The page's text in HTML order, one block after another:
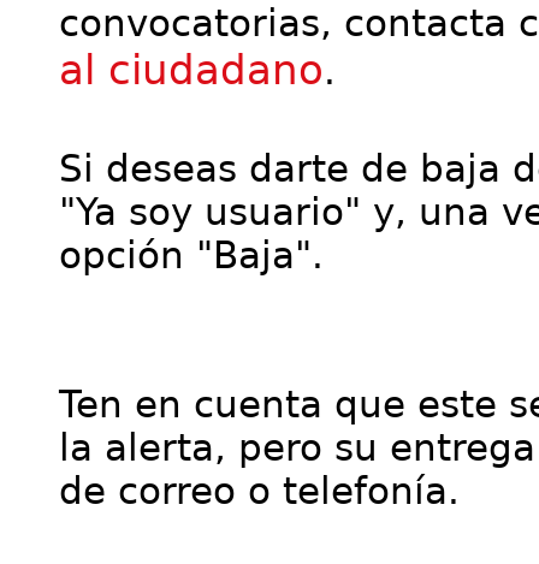
convocatorias, contacta
al ciudadano.
Si deseas darte de baja
"Ya soy usuario" y, una
opción "Baja".
Ten en cuenta que este
la alerta, pero su
de correo o telefonía.